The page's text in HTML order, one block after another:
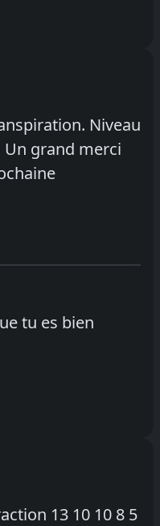
Niveau
grand merci
tu es bien
13 10 10 8 5